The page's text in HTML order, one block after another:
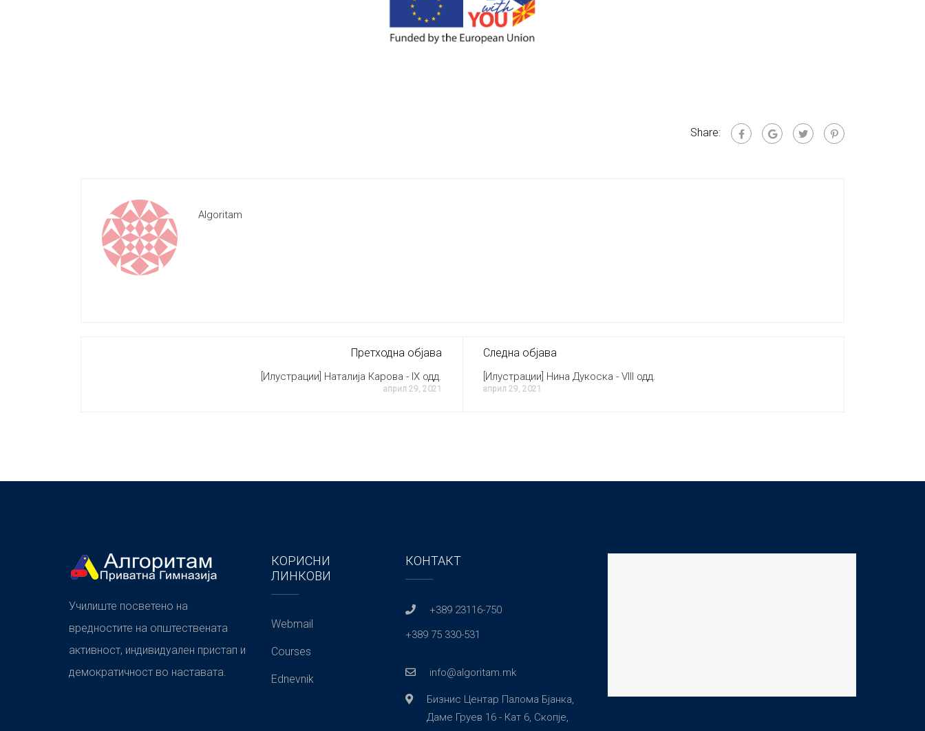
Share:
Algoritam
Претходна објава
[Илустрации] Наталија Карова - IX одд.
април 29, 2021
Следна објава
[Илустрации] Нина Дукоска - VIII одд.
април 29, 2021
Училиште посветено на
вредностите на општествената
активност, индивидуален пристап и
демократичност во наставата.
КОРИСНИ
ЛИНКОВИ
Webmail
Courses
Ednevnik
КОНТАКТ
+389 23116-750
+389 75 330-531
info@algoritam.mk
Бизнис Центар Палома Бјанка,
Даме Груев 16 - Кат 6, Скопје,